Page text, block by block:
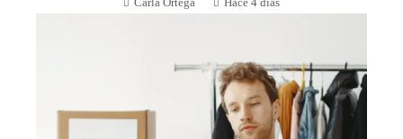
Carla Ortega Hace 4 días